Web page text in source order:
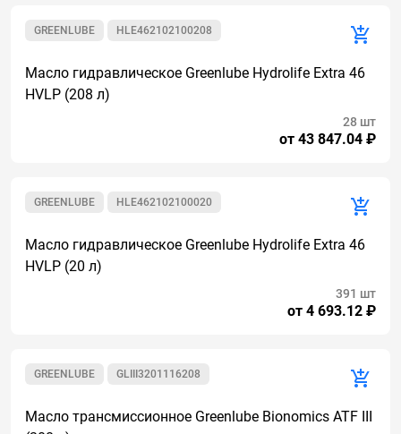
HLE462102100208
GREENLUBE
Масло гидравлическое Greenlube Hydrolife Extra 46
HVLP (208 л)
от 43 847.04 ₽
28 шт
HLE462102100020
GREENLUBE
Масло гидравлическое Greenlube Hydrolife Extra 46
HVLP (20 л)
от 4 693.12 ₽
391 шт
GLIII3201116208
GREENLUBE
Масло трансмиссионное Greenlube Bionomics ATF III